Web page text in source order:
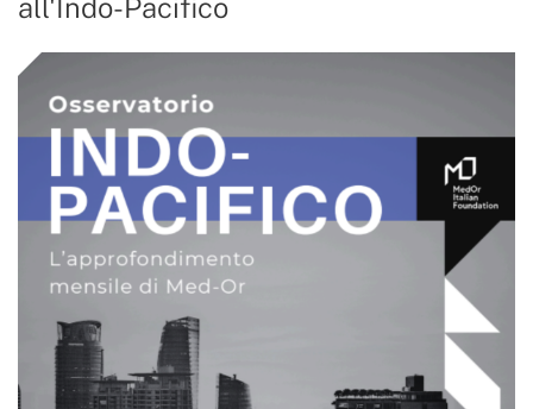
all'Indo-Pacifico